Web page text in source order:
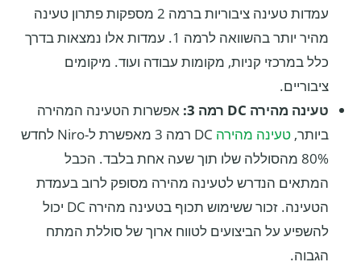
עמדות טעינה ציבוריות ברמה 2 מספקות פתרון טעינה
מהיר יותר בהשוואה לרמה 1. עמדות אלו נמצאות בדרך
כלל במרכזי קניות, מקומות עבודה ועוד. מיקומים
ציבוריים.
טעינה מהירה DC רמה 3:
אפשרות הטעינה המהירה
ביותר,טעינה מהירה
DC רמה 3 מאפשרת ל-Niro לחדש
80% מהסוללה שלו תוך שעה אחת בלבד. הכבל
המתאים הנדרש לטעינה מהירה מסופק לרוב בעמדת
הטעינה. זכור ששימוש תכוף בטעינה מהירה DC יכול
להשפיע על הביצועים לטווח ארוך של סוללת המתח
הגבוה.